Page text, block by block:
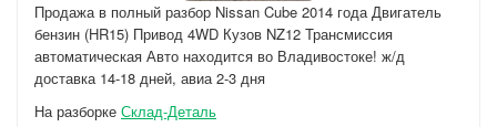
Продажа в полный разбор Nissan Cube 2014 года Двигатель
бензин (HR15) Привод 4WD Кузов NZ12 Трансмиссия
автоматическая Авто находится во Владивостоке! ж/д
доставка 14-18 дней, авиа 2-3 дня
На разборке Склад-Деталь